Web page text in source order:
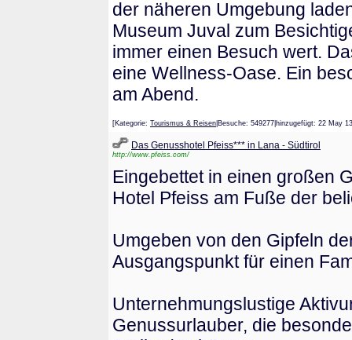
der näheren Umgebung
Museum Juval zum
immer einen Besuch wert.
eine Wellness-Oase. Ein
am Abend.
[Kategorie: Tourismus & Reisen |Besuche: 549277|hinzugefügt: 22
Das Genusshotel Pfeiss*** in Lana - Südtirol
http://www.pfeiss.com/
Eingebettet in einen großen
Hotel Pfeiss am Fuße der
Umgeben von den Gipfeln
Ausgangspunkt für einen
Unternehmungslustige
Genussurlauber, die